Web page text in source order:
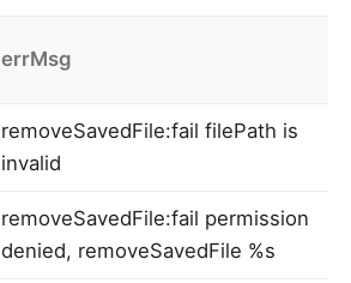
errMsg
removeSavedFile:fail filePath is
invalid
removeSavedFile:fail permission